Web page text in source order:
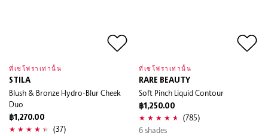
ที่เซโฟราเท่านั้น
STILA
Blush & Bronze Hydro-Blur Cheek
Duo
฿1,270.00
(37)
ที่เซโฟราเท่านั้น
RARE BEAUTY
Soft Pinch Liquid Contour
฿1,250.00
(785)
6 shades